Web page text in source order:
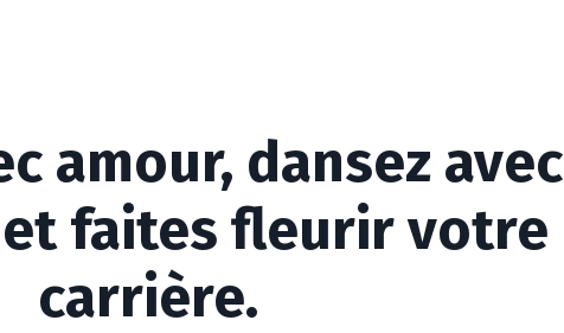
amour, dansez avec
faites fleurir votre
carrière.